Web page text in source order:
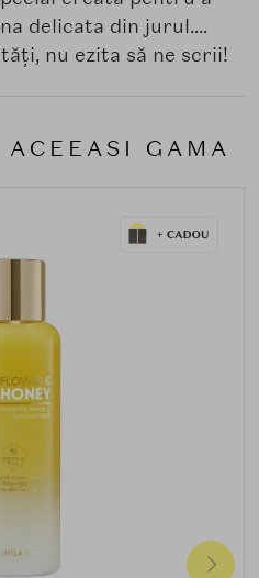
delicata din jurul....
nu ezita să ne scrii!
GAMA